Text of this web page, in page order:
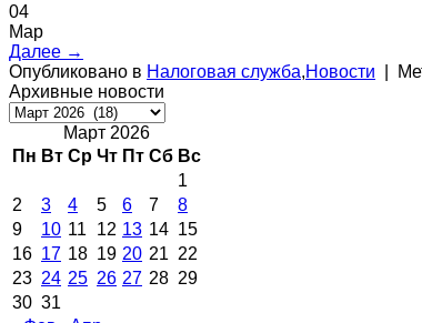
04
Мар
Далее →
Опубликовано в Налоговая служба,Новости
Архивные новости
Архивные
новостиМарт 2026
Пн Вт Ср Чт Пт Сб Вс
1
2
3 4 5 6 7
8
9
10 11 12 13 14 15
16 17 18 19 20 21 22
23 24 25 26 27 28 29
30 31